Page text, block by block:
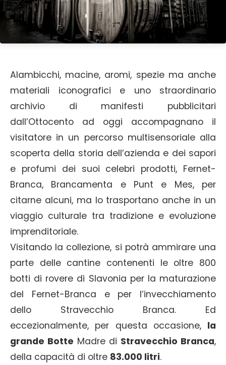
Alambicchi, macine, aromi, spezie ma anche
materiali iconografici e uno straordinario
archivio di manifesti pubblicitari
dall’Ottocento ad oggi accompagnano il
visitatore in un percorso multisensoriale alla
scoperta della storia dell’azienda e dei sapori
e profumi dei suoi celebri prodotti, Fernet-
Branca, Brancamenta e Punt e Mes, per
citarne alcuni, ma lo trasportano anche in un
viaggio culturale tra tradizione e evoluzione
imprenditoriale.
Visitando la collezione, si potrà ammirare una
parte delle cantine contenenti le oltre 800
botti di rovere di Slavonia per la maturazione
del Fernet-Branca e per l’invecchiamento
dello Stravecchio Branca. Ed
eccezionalmente, per questa occasione, la
grande Botte Madre di Stravecchio Branca,
della capacità di oltre 83.000 litri.